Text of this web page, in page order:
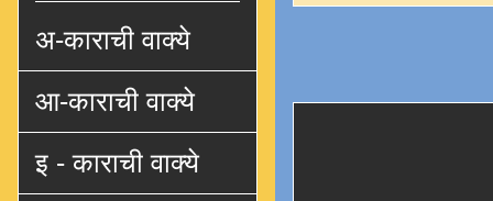
अ-काराची वाक्ये
आ-काराची वाक्ये
इ - काराची वाक्ये